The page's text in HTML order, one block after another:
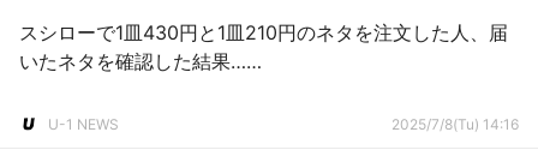
スシローで1皿430円と1皿210円のネタを注文した人、届
いたネタを確認した結果……
U-1 NEWS 2025/7/8(Tu) 14:16